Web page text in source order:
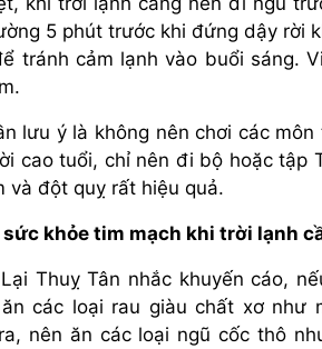
5 phút trước khi đứng dậy rời
tránh cảm lạnh vào buổi sáng.
lưu ý là không nên chơi các
cao tuổi, chỉ nên đi bộ hoặc tập
và đột quỵ rất hiệu quả.
sức khỏe tim mạch khi trời lạnh
Thuỵ Tân nhắc khuyến cáo,
các loại rau giàu chất xơ
nên ăn các loại ngũ cốc thô